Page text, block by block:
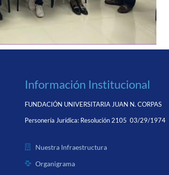
Información Institucional
FUNDACIÓN UNIVERSITARIA JUAN N. CORPAS
Personería Jurídica: Resolución 2105 03/29/1974
Nuestra Infraestructura
Organigrama